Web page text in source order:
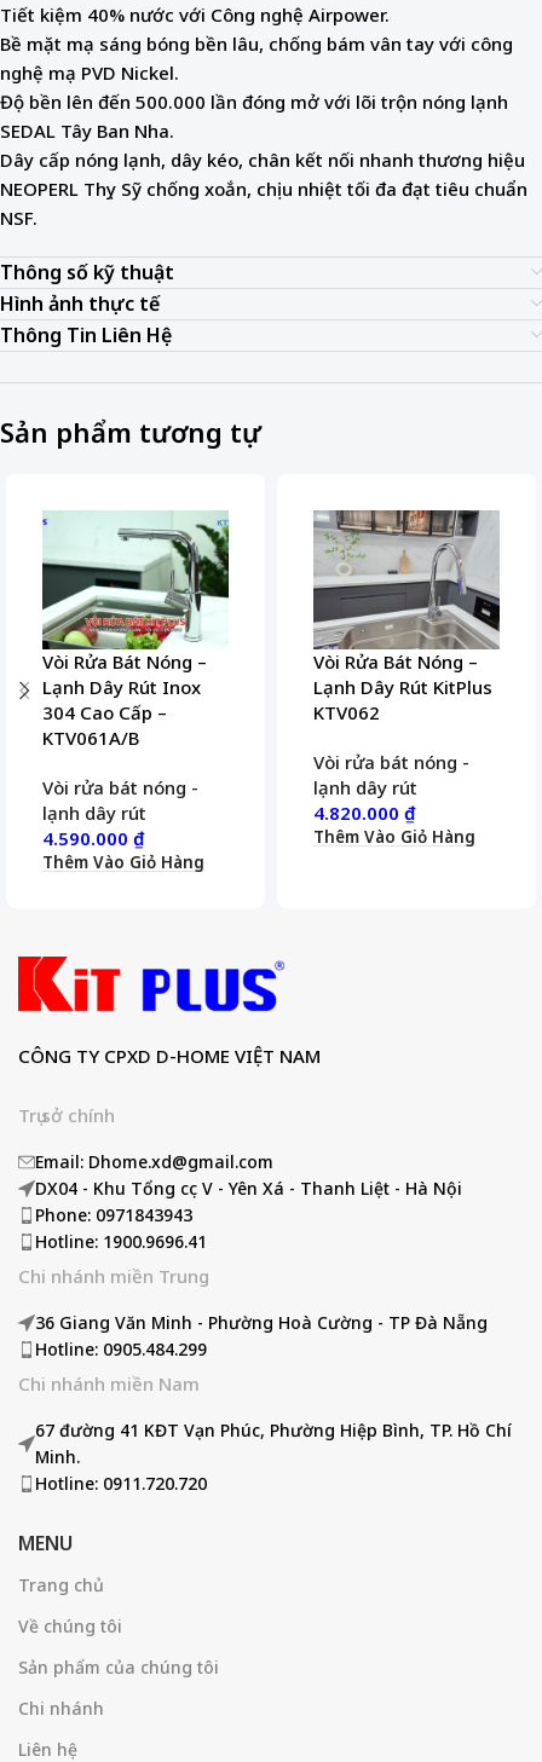
Tiết kiệm 40% nước với Công nghệ Airpower.
Bề mặt mạ sáng bóng bền lâu, chống bám vân tay với công
nghệ mạ PVD Nickel.
Độ bền lên đến 500.000 lần đóng mở với lõi trộn nóng lạnh
SEDAL Tây Ban Nha.
Dây cấp nóng lạnh, dây kéo, chân kết nối nhanh thương hiệu
NEOPERL Thụy Sỹ chống xoắn, chịu nhiệt tối đa đạt tiêu chuẩn
NSF.
Thông số kỹ thuật
Hình ảnh thực tế
Thông Tin Liên Hệ
Sản phẩm tương tự
Vòi Rửa Bát Nóng –
Lạnh Dây Rút Inox
304 Cao Cấp –
KTV061A/B
Vòi rửa bát nóng -
lạnh dây rút
4.590.000 ₫
Thêm Vào Giỏ Hàng
Vòi Rửa Bát Nóng –
Lạnh Dây Rút KitPlus
KTV062
Vòi rửa bát nóng -
lạnh dây rút
4.820.000 ₫
Thêm Vào Giỏ Hàng
CÔNG TY CPXD D-HOME VIỆT NAM
Trụ sở chính
Email: Dhome.xd@gmail.com
DX04 - Khu Tổng cục V - Yên Xá - Thanh Liệt - Hà Nội
Phone: 0971843943
Hotline: 1900.9696.41
Chi nhánh miền Trung
36 Giang Văn Minh - Phường Hoà Cường - TP Đà Nẵng
Hotline: 0905.484.299
Chi nhánh miền Nam
67 đường 41 KĐT Vạn Phúc, Phường Hiệp Bình, TP. Hồ Chí
Minh.
Hotline: 0911.720.720
MENU
Trang chủ
Về chúng tôi
Sản phẩm của chúng tôi
Chi nhánh
Liên hệ